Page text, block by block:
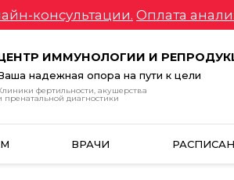
консультации. Оплата
ИММУНОЛОГИИ И
надежная опора на пути к цели
фертильности, акушерства
пренатальной диагностики
ВРАЧИ